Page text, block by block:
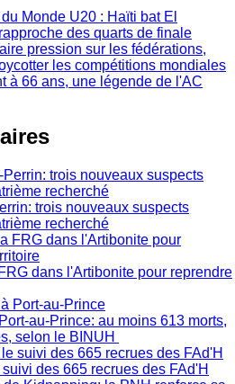
Monde U20 : Haïti bat El
des quarts de finale
pression sur les fédérations,
les compétitions mondiales
à 66 ans, une légende de l'AC
trois nouveaux suspects
recherché
dans l'Artibonite pour reprendre
au-Prince: au moins 613 morts,
selon le BINUH
des 665 recrues des FAd'H